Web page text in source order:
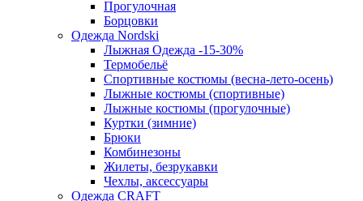
Прогулочная
Борцовки
Одежда Nordski
Лыжная Одежда -15-30%
Термобельё
Спортивные костюмы (весна-лето-осень)
Лыжные костюмы (спортивные)
Лыжные костюмы (прогулочные)
Куртки (зимние)
Брюки
Комбинезоны
Жилеты, безрукавки
Чехлы, аксессуары
Одежда CRAFT